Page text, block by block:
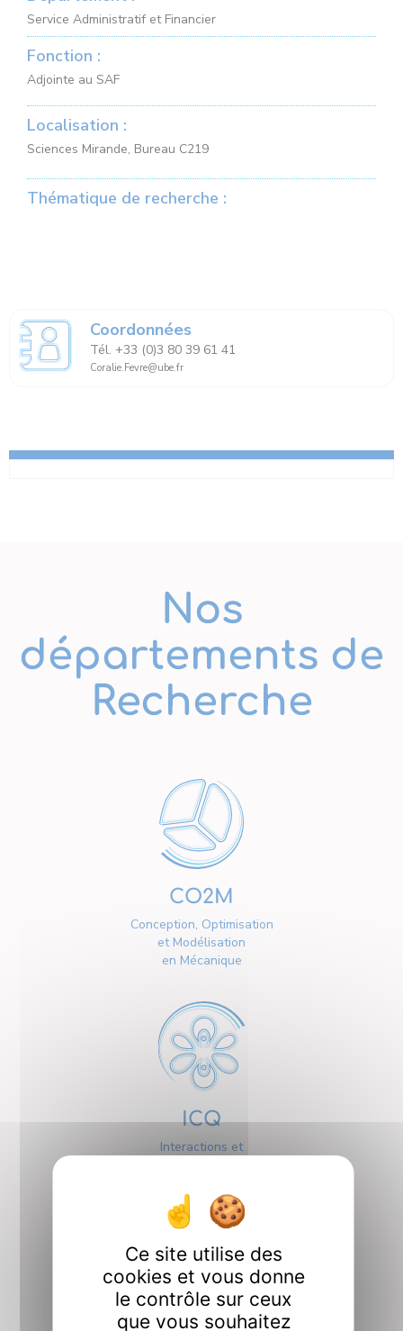
Service Administratif et Financier
Fonction :
Adjointe au SAF
Localisation :
Sciences Mirande, Bureau C219
Thématique de recherche :
Coordonnées
Tél. +33 (0)3 80 39 61 41
Coralie.Fevre@ube.fr
Nos
départements de
Recherche
CO2M
Conception, Optimisation
et Modélisation
en Mécanique
ICQ
Interactions et
Interfaces
Ce site utilise des
cookies et vous donne
le contrôle sur ceux
que vous souhaitez